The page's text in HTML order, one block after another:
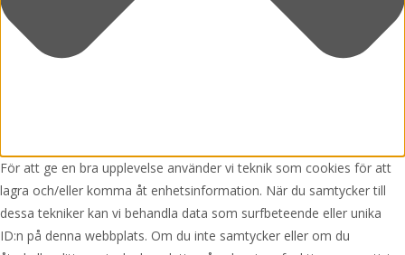
För att ge en bra upplevelse använder vi teknik som cookies för att
lagra och/eller komma åt enhetsinformation. När du samtycker till
dessa tekniker kan vi behandla data som surfbeteende eller unika
ID:n på denna webbplats. Om du inte samtycker eller om du